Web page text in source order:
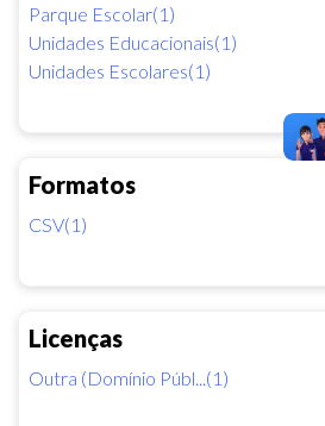
Parque Escolar(1)
Unidades Educacionais(1)
Unidades Escolares(1)
Formatos
CSV(1)
Licenças
Outra (Domínio Públ...(1)